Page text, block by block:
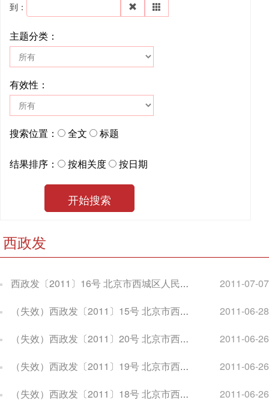
到：
主题分类：
有效性：
搜索位置： 全文 标题
结果排序： 按相关度 按日期
西政发
西政发〔2011〕16号 北京市西城区人民政府关于公布北京市西城区第三批区级文物保护单位的通知
2011-07-07
（失效）西政发〔2011〕15号 北京市西城区人民政府关于印发北京市西城区重大行政事项决策办法的通知
2011-06-28
（失效）西政发〔2011〕20号 北京市西城区人民政府关于印发北京市西城区2011年落实清洁空气行动计划实施方案的通知
2011-06-26
（失效）西政发〔2011〕19号 北京市西城区人民政府关于印发北京市西城区清洁空气行动计划（2011-2015年大气污染控制措施）的通知
2011-06-26
（失效）西政发〔2011〕18号 北京市西城区人民政府关于印发北京市西城区促进残疾人事业发展若干意见的通知
2011-06-26